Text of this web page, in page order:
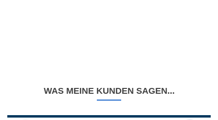
WAS MEINE KUNDEN SAGEN...